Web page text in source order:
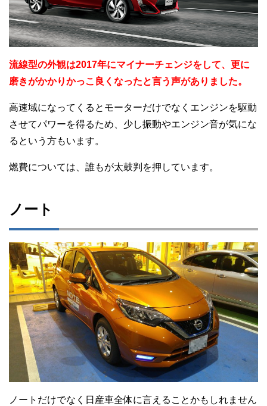
流線型の外観は2017年にマイナーチェンジをして、更に
磨きがかかりかっこ良くなったと言う声がありました。
高速域になってくるとモーターだけでなくエンジンを駆動
させてパワーを得るため、少し振動やエンジン音が気にな
るという方もいます。
燃費については、誰もが太鼓判を押しています。
ノート
ノートだけでなく日産車全体に言えることかもしれません